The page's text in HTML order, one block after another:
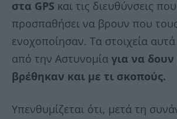
στα GPS και τις διευθύνσεις
προσπαθήσει να βρουν που
ενοχοποίησαν. Τα στοιχεία
από την Αστυνομία για να
βρέθηκαν και με τι σκοπούς.
Υπενθυμίζεται ότι, μετά τη